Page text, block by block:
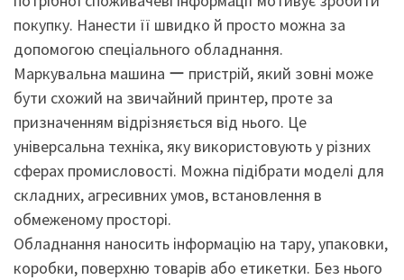
покупку. Нанести її швидко й просто можна за
допомогою спеціального обладнання.
Маркувальна машина ー пристрій, який зовні може
бути схожий на звичайний принтер, проте за
призначенням відрізняється від нього. Це
універсальна техніка, яку використовують у різних
сферах промисловості. Можна підібрати моделі для
складних, агресивних умов, встановлення в
обмеженому просторі.
Обладнання наносить інформацію на тару, упаковки,
коробки, поверхню товарів або етикетки. Без нього